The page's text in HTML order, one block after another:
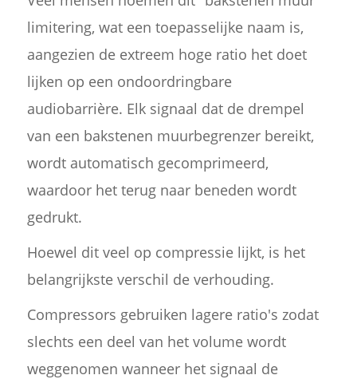
limitering, wat een toepasselijke naam is,
aangezien de extreem hoge ratio het doet
lijken op een ondoordringbare
audiobarrière. Elk signaal dat de drempel
van een bakstenen muurbegrenzer bereikt,
wordt automatisch gecomprimeerd,
waardoor het terug naar beneden wordt
gedrukt.
Hoewel dit veel op compressie lijkt, is het
belangrijkste verschil de verhouding.
Compressors gebruiken lagere ratio's zodat
slechts een deel van het volume wordt
weggenomen wanneer het signaal de